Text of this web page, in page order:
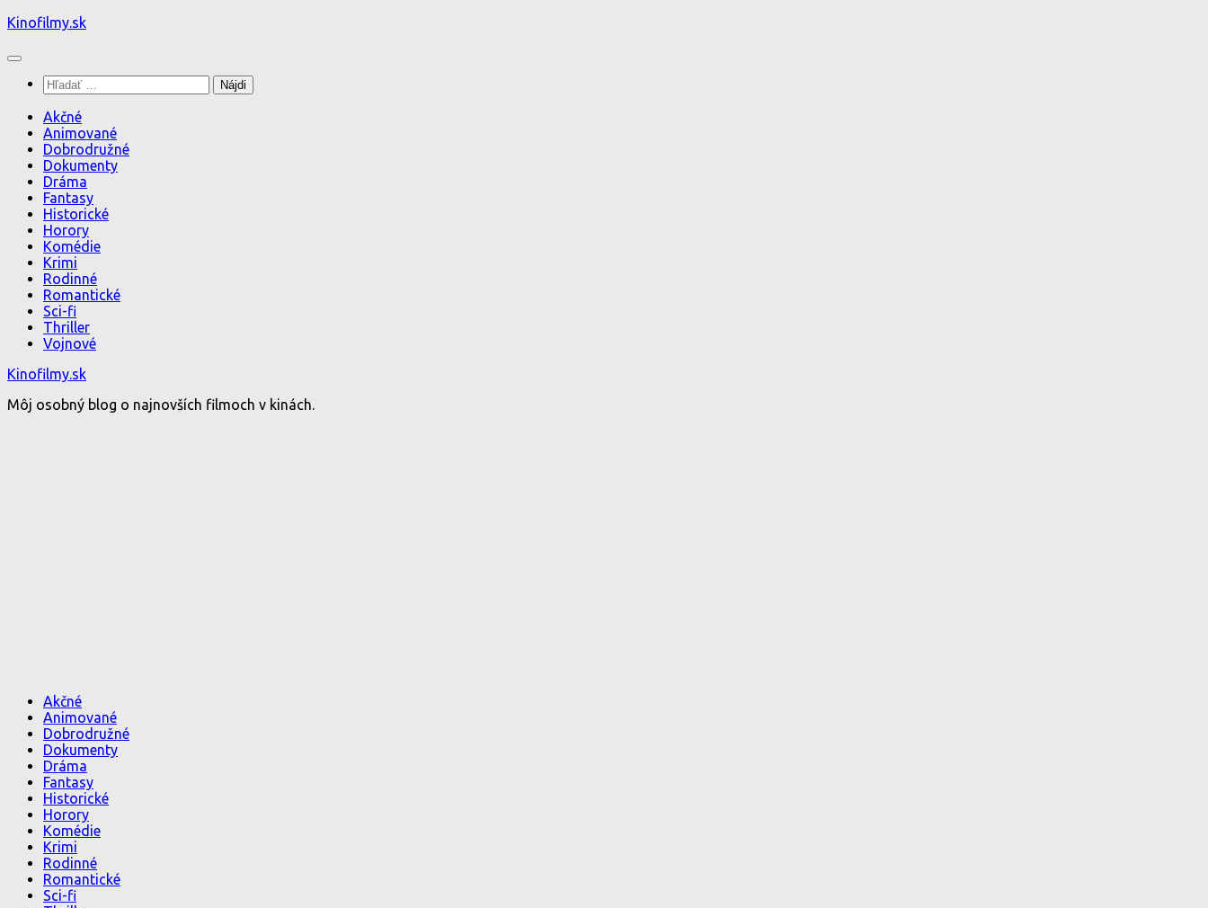
Preskočiť
obsah
Kinofilmy.sk
Hľadať:
Akčné
Animované
Dobrodružné
Dokumenty
Dráma
Fantasy
Historické
Horory
Komédie
Krimi
Rodinné
Romantické
Sci-fi
Thriller
Vojnové
Kinofilmy.sk
Môj osobný blog o najnovších filmoch v kinách.
Akčné
Animované
Dobrodružné
Dokumenty
Dráma
Fantasy
Historické
Horory
Komédie
Krimi
Rodinné
Romantické
Sci-fi